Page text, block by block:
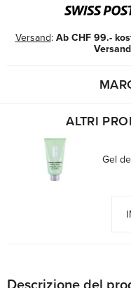
Versand: Ab CHF
ALTRI
Gel